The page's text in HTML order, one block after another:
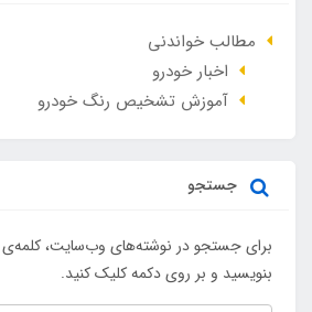
مطالب خواندنی
اخبار خودرو
آموزش تشخیص رنگ خودرو
جستجو
برای جستجو در نوشته‌های وب‌سایت، کلمه‌ی
بنویسید و بر روی دکمه کلیک کنید.